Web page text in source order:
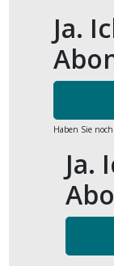
Ja.
Haben Sie
Ja.